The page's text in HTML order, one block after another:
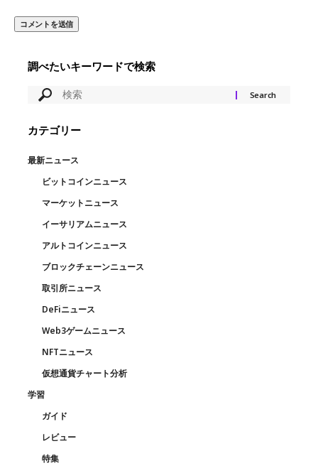
調べたいキーワードで検索
カテゴリー
最新ニュース
ビットコインニュース
マーケットニュース
イーサリアムニュース
アルトコインニュース
ブロックチェーンニュース
取引所ニュース
DeFiニュース
Web3ゲームニュース
NFTニュース
仮想通貨チャート分析
学習
ガイド
レビュー
特集